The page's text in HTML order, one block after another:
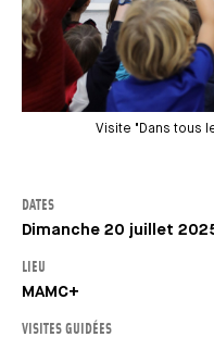
Visite "Dans tous
DATES
Dimanche 20 juillet
LIEU
MAMC+
VISITES GUIDÉES